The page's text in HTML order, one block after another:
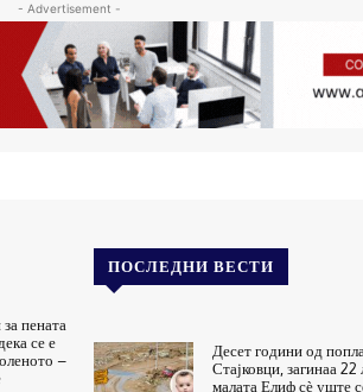
- Advertisement -
пената
се е
–
ПОСЛЕДНИ ВЕСТИ
Десет години од
Стајковци, загинаа 22
малата Елиф сѐ уште